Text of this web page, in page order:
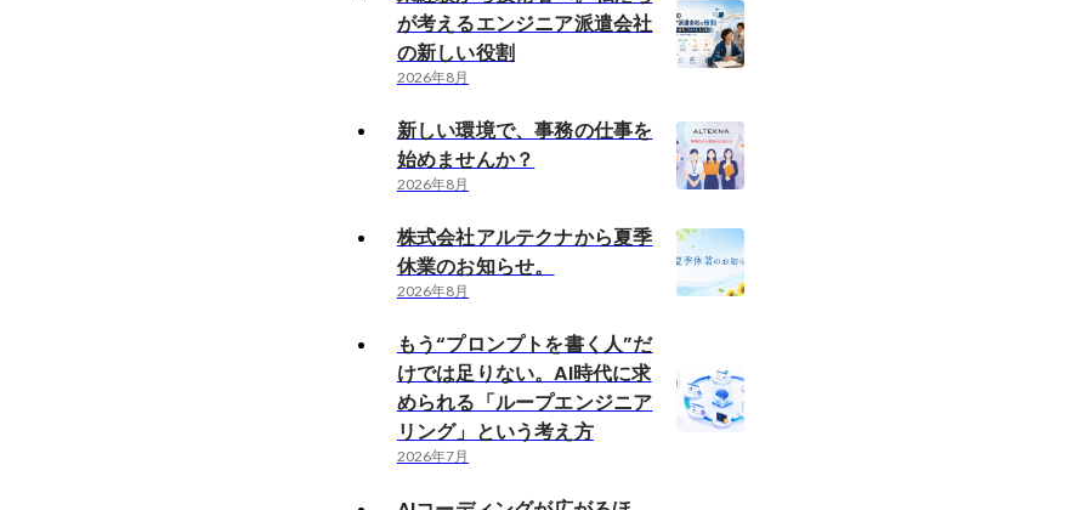
が考えるエンジニア派遣会社
の新しい役割
2026年8月
新しい環境で、事務の仕事を
始めませんか？
2026年8月
株式会社アルテクナから夏季
休業のお知らせ。
2026年8月
もう“プロンプトを書く人”だ
けでは足りない。AI時代に求
められる「ループエンジニア
リング」という考え方
2026年7月